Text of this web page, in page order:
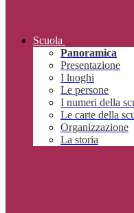
Scuola
Panoramica
Presentazione
I luoghi
Le persone
I numeri della
Le carte della
Organizzazione
La storia